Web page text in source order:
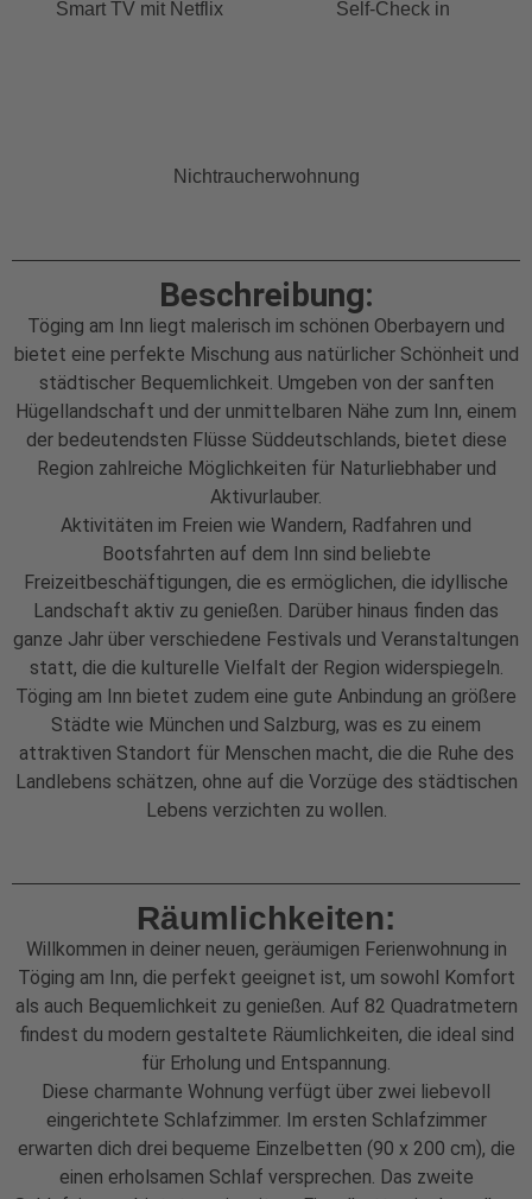
Smart TV mit Netflix Self-Check in
Nichtraucherwohnung
Beschreibung:
Töging am Inn liegt malerisch im schönen Oberbayern und
bietet eine perfekte Mischung aus natürlicher Schönheit und
städtischer Bequemlichkeit. Umgeben von der sanften
Hügellandschaft und der unmittelbaren Nähe zum Inn, einem
der bedeutendsten Flüsse Süddeutschlands, bietet diese
Region zahlreiche Möglichkeiten für Naturliebhaber und
Aktivurlauber.
Aktivitäten im Freien wie Wandern, Radfahren und
Bootsfahrten auf dem Inn sind beliebte
Freizeitbeschäftigungen, die es ermöglichen, die idyllische
Landschaft aktiv zu genießen. Darüber hinaus finden das
ganze Jahr über verschiedene Festivals und Veranstaltungen
statt, die die kulturelle Vielfalt der Region widerspiegeln.
Töging am Inn bietet zudem eine gute Anbindung an größere
Städte wie München und Salzburg, was es zu einem
attraktiven Standort für Menschen macht, die die Ruhe des
Landlebens schätzen, ohne auf die Vorzüge des städtischen
Lebens verzichten zu wollen.
Räumlichkeiten:
Willkommen in deiner neuen, geräumigen Ferienwohnung in
Töging am Inn, die perfekt geeignet ist, um sowohl Komfort
als auch Bequemlichkeit zu genießen. Auf 82 Quadratmetern
findest du modern gestaltete Räumlichkeiten, die ideal sind
für Erholung und Entspannung.
Diese charmante Wohnung verfügt über zwei liebevoll
eingerichtete Schlafzimmer. Im ersten Schlafzimmer
erwarten dich drei bequeme Einzelbetten (90 x 200 cm), die
einen erholsamen Schlaf versprechen. Das zweite